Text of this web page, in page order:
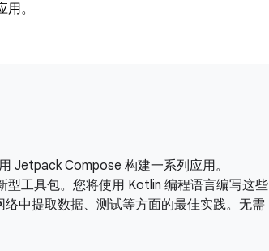
。
Jetpack Compose 构建一系列应用。
工具包。您将使用 Kotlin 编程语言编写这些
中提取数据、测试等方面的最佳实践。无需